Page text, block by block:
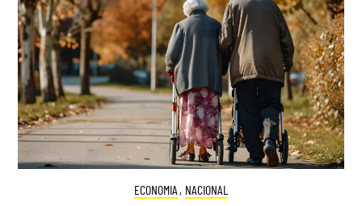
ECONOMIA , NACIONAL